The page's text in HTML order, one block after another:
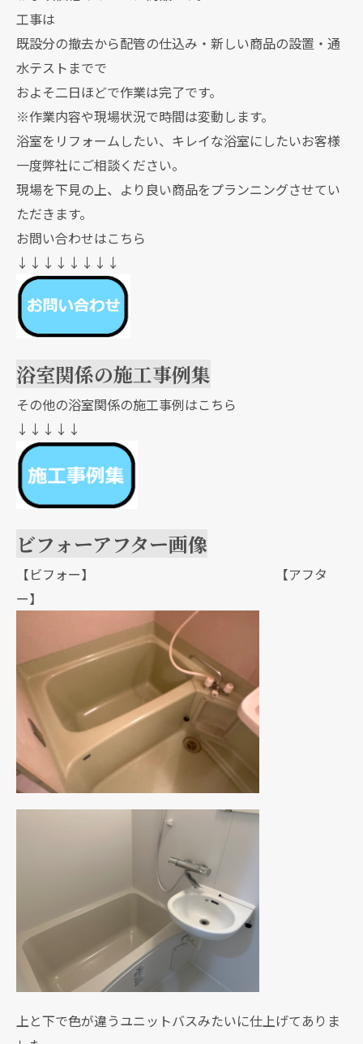
工事は
既設分の撤去から配管の仕込み・新しい商品の設置・通
水テストまでで
およそ二日ほどで作業は完了です。
※作業内容や現場状況で時間は変動します。
浴室をリフォームしたい、キレイな浴室にしたいお客様
一度弊社にご相談ください。
現場を下見の上、より良い商品をプランニングさせてい
ただきます。
お問い合わせはこちら
↓↓↓↓↓↓↓↓
浴室関係の施工事例集
その他の浴室関係の施工事例はこちら
↓↓↓↓↓
ビフォーアフター画像
【ビフォー】 【アフタ
ー】
上と下で色が違うユニットバスみたいに仕上げてありま